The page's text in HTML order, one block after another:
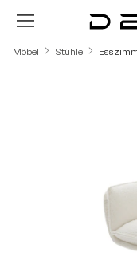
Zum Hauptinhalt
Möbel Stühle